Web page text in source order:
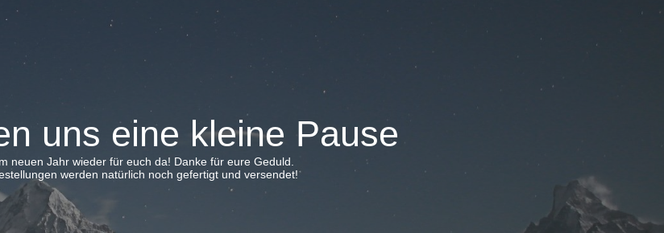
uns eine kleine Pause
neuen Jahr wieder für euch da! Danke für eure Geduld.
werden natürlich noch gefertigt und versendet!